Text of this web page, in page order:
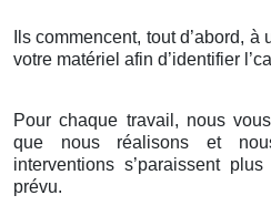
Ils commencent, tout d’abord,
votre matériel afin d’identifier
Pour chaque travail, nous
que nous réalisons et
interventions s’paraissent
prévu.